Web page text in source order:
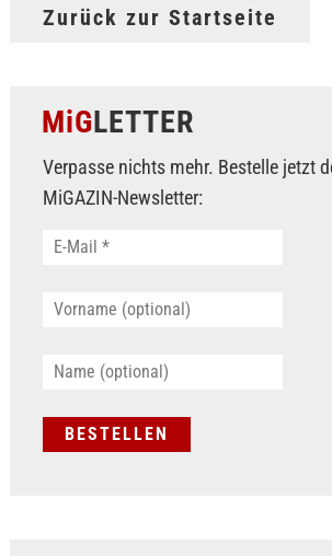
Zurück zur Startseite
MiGLETTER
Verpasse nichts mehr. Bestelle jetzt
MiGAZIN-Newsletter: